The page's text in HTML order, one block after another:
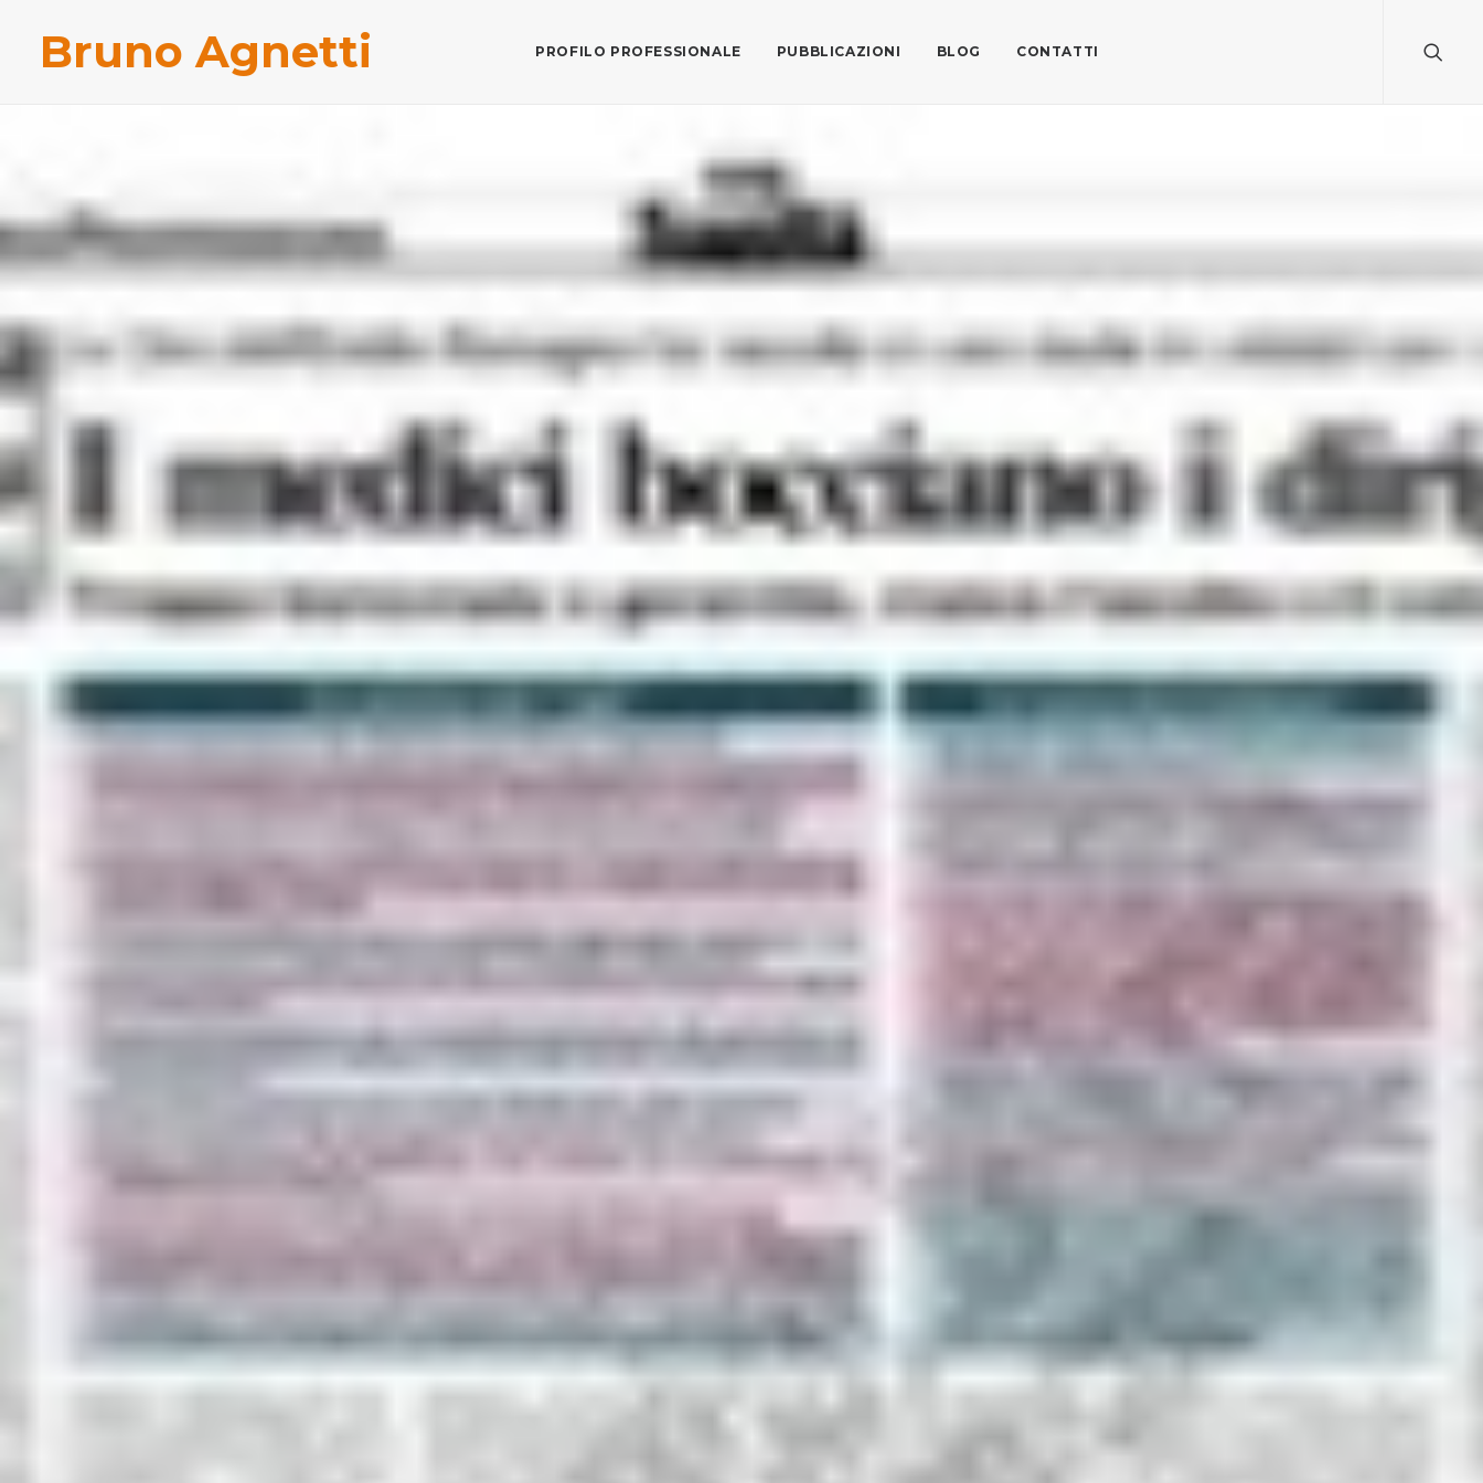
Bruno Agnetti PROFILO PROFESSIONALE PUBBLICAZIONI BLOG CONTATTI